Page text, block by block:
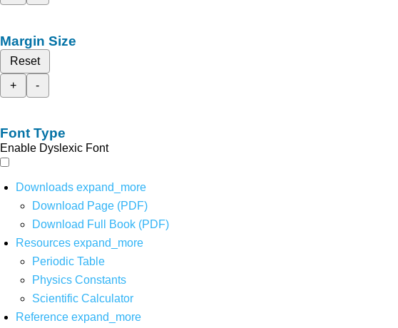
Margin Size
Reset
+
-
Font Type
Enable Dyslexic Font
Downloads expand_more
Download Page (PDF)
Download Full Book (PDF)
Resources expand_more
Periodic Table
Physics Constants
Scientific Calculator
Reference expand_more